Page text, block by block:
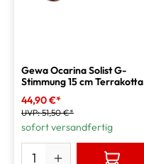
Gewa Ocarina Solist G-
Stimmung 15 cm Terrakotta
44,90 €*
UVP:51,50 €*
sofort versandfertig